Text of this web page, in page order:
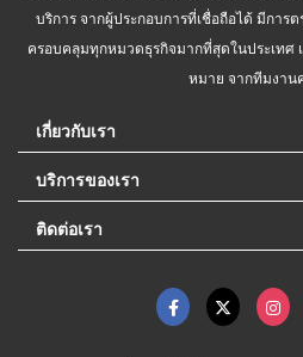
บริการ จากผู้ประกอบการที่เชื่อถือได้ มีการ
ครอบคลุมทุกหมวดธุรกิจมากที่สุดในประเทศ
หมาย จากทีมงา
เกี่ยวกับเรา
บริการของเรา
ติดต่อเรา